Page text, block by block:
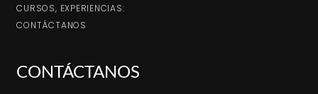
CURSOS, EXPERIENCIAS:
CONTÁCTANOS
CONTÁCTANOS